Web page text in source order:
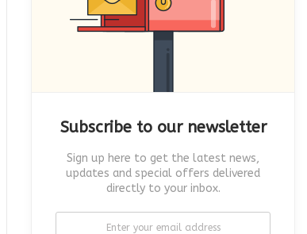
Subscribe to our newsletter
Sign up here to get the latest news,
updates and special offers delivered
directly to your inbox.